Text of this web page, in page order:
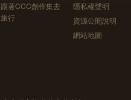
跟著CCC創作集去
旅行
隱私權聲明
資源公開說明
網站地圖